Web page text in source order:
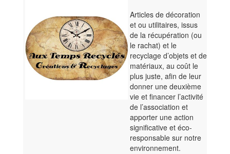
Articles de décoration
et ou utilitaires, issus
de la récupération (ou
le rachat) et le
recyclage d’objets et de
matériaux, au coût le
plus juste, afin de leur
donner une deuxième
vie et financer l’activité
de l’association et
apporter une action
significative et éco-
responsable sur notre
environnement.